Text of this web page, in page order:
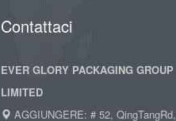
Contattaci
EVER GLORY PACKAGING GROUP
LIMITED
AGGIUNGERE: # 52, QingTangRd,